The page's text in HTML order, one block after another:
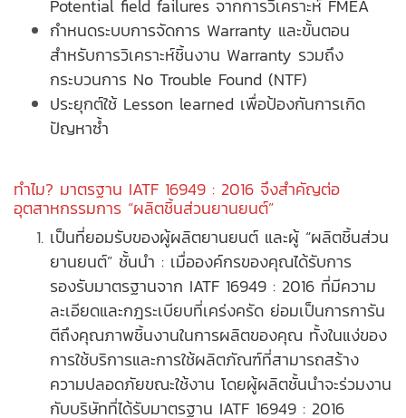
Potential field failures จากการวิเคราะห์ FMEA
กำหนดระบบการจัดการ Warranty และขั้นตอน
สำหรับการวิเคราะห์ชิ้นงาน Warranty รวมถึง
กระบวนการ No Trouble Found (NTF)
ประยุกต์ใช้ Lesson learned เพื่อป้องกันการเกิด
ปัญหาซ้ำ
ทำไม? มาตรฐาน IATF 16949 : 2016 จึงสำคัญต่อ
อุตสาหกรรมการ “ผลิตชิ้นส่วนยานยนต์”
เป็นที่ยอมรับของผู้ผลิตยานยนต์ และผู้ “ผลิตชิ้นส่วน
ยานยนต์” ชั้นนำ : เมื่อองค์กรของคุณได้รับการ
รองรับมาตรฐานจาก IATF 16949 : 2016 ที่มีความ
ละเอียดและกฎระเบียบที่เคร่งครัด ย่อมเป็นการการัน
ตีถึงคุณภาพชิ้นงานในการผลิตของคุณ ทั้งในแง่ของ
การใช้บริการและการใช้ผลิตภัณฑ์ที่สามารถสร้าง
ความปลอดภัยขณะใช้งาน โดยผู้ผลิตชั้นนำจะร่วมงาน
กับบริษัทที่ได้รับมาตรฐาน IATF 16949 : 2016